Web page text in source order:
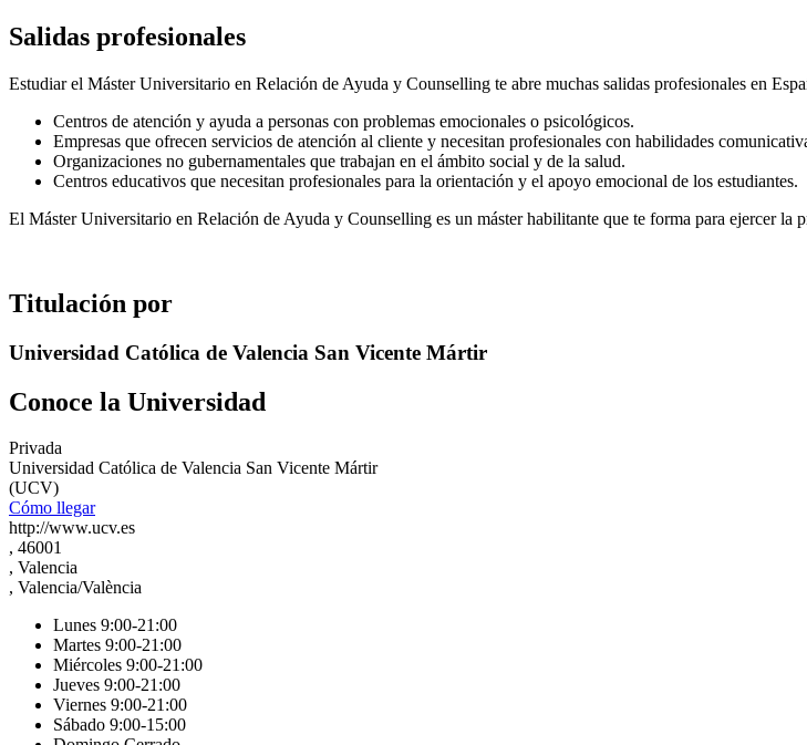
Salidas profesionales
Estudiar el Máster Universitario en Relación de Ayuda y Counselling te abre muchas salidas profesionales en
Centros de atención y ayuda a personas con problemas emocionales o psicológicos.
Empresas que ofrecen servicios de atención al cliente y necesitan profesionales con habilidades
Organizaciones no gubernamentales que trabajan en el ámbito social y de la salud.
Centros educativos que necesitan profesionales para la orientación y el apoyo emocional de los estudiantes.
El Máster Universitario en Relación de Ayuda y Counselling es un máster habilitante que te forma para ejercer la
Titulación por
Universidad Católica de Valencia San Vicente Mártir
Conoce la Universidad
Privada
Universidad Católica de Valencia San Vicente Mártir
(UCV)
Cómo llegar
http://www.ucv.es
, 46001
, Valencia
, Valencia/València
Lunes 9:00-21:00
Martes 9:00-21:00
Miércoles 9:00-21:00
Jueves 9:00-21:00
Viernes 9:00-21:00
Sábado 9:00-15:00